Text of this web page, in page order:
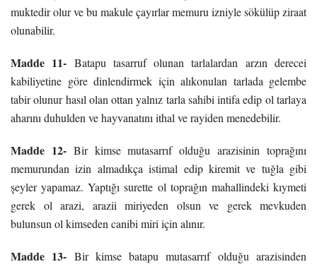
muktedir olur ve bu makule çayırlar memuru izniyle sökülüp ziraat
olunabilir.
Madde 11- Batapu tasarruf olunan tarlalardan arzın derecei
kabiliyetine göre dinlendirmek için alıkonulan tarlada gelembe
tabir olunur hasıl olan ottan yalnız tarla sahibi intifa edip ol tarlaya
aharını duhulden ve hayvanatını ithal ve rayiden menedebilir.
Madde 12-Bir kimse mutasarrıf olduğu arazisinin toprağını
memurundan izin almadıkça istimal edip kiremit ve tuğla gibi
şeyler yapamaz. Yaptığı surette ol toprağın mahallindeki kıymeti
gerek ol arazi, arazii miriyeden olsun ve gerek mevkuden
bulunsun ol kimseden canibi miri için alınır.
Madde 13- Bir kimse batapu mutasarrıf olduğu arazisinden